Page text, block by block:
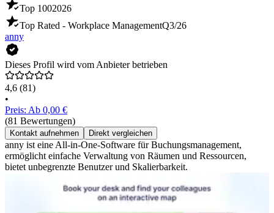
Top 1002026
Top Rated - Workplace ManagementQ3/26
anny
Dieses Profil wird vom Anbieter betrieben
4,6 (81)
•
Preis: Ab 0,00 €
(81 Bewertungen)
Kontakt aufnehmen Direkt vergleichen
anny ist eine All-in-One-Software für Buchungsmanagement,
ermöglicht einfache Verwaltung von Räumen und Ressourcen,
bietet unbegrenzte Benutzer und Skalierbarkeit.